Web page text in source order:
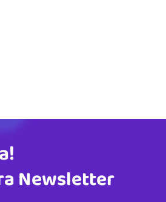
Newsletter